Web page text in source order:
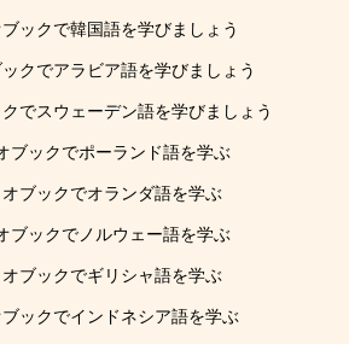
ックで韓国語を学びましょう
クでアラビア語を学びましょう
でスウェーデン語を学びましょう
ブックでポーランド語を学ぶ
ブックでオランダ語を学ぶ
ブックでノルウェー語を学ぶ
ブックでギリシャ語を学ぶ
ックでインドネシア語を学ぶ